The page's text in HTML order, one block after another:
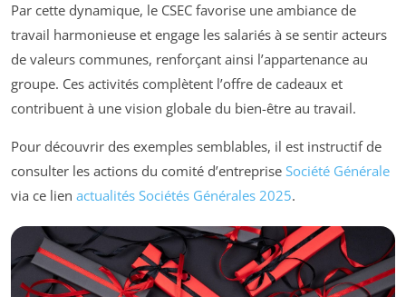
Par cette dynamique, le CSEC favorise une ambiance de
travail harmonieuse et engage les salariés à se sentir acteurs
de valeurs communes, renforçant ainsi l’appartenance au
groupe. Ces activités complètent l’offre de cadeaux et
contribuent à une vision globale du bien-être au travail.
Pour découvrir des exemples semblables, il est instructif de
consulter les actions du comité d’entreprise Société Générale
via ce lien actualités Sociétés Générales 2025.